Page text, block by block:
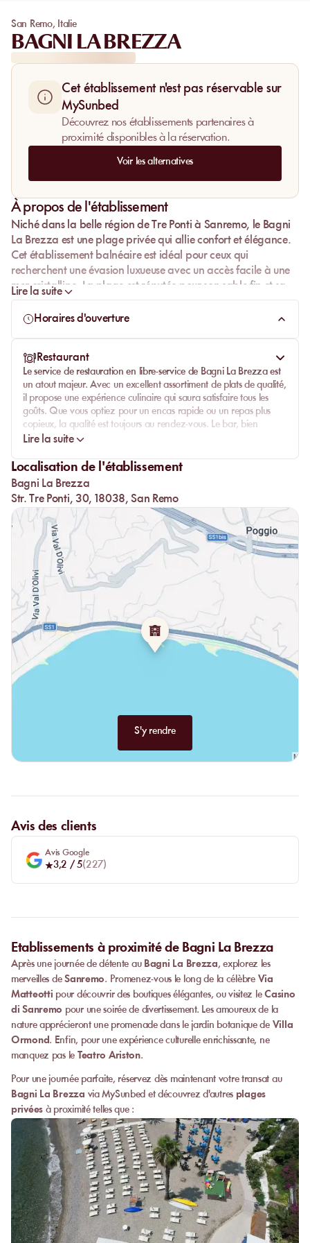
San Remo, Italie
BAGNI LA BREZZA
Cet établissement n'est pas réservable sur
MySunbed
Découvrez nos établissements partenaires à
proximité disponibles à la réservation.
Voir les alternatives
À propos de l'établissement
Niché dans la belle région deTre Ponti à Sanremo, le Bagni
La Brezza est une plage privée qui allie confort et élégance.
Cet établissement balnéaire est idéal pour ceux qui
recherchent uneévasion luxueuseavec un accès facile à une
mer cristalline . La plage est réputée pour son sable fin et sa
vue imprenablesur la mer, offrant une expérience inoubliable
à ses visiteurs.
Lire la suite
Horaires d'ouverture
Restaurant
Le service de restauration en libre-servicede Bagni La Brezzaest
un atout majeur. Avec un excellent assortiment de plats de qualité,
il propose une expérience culinaire qui saura satisfaire tous les
goûts. Que vous optiez pour un encas rapide ou un repas plus
copieux, la qualité est toujours au rendez-vous. Le bar, bien
achalandé, offre une variété de boissons rafraîchissantes pour
Le personnel du restaurant, toujours aimable et serviable,
contribue à faire de votre visite une expérience agréable et
mémorable. L'établissement est bien tenu, avec des installations
toujours propres et ordonnées, garantissant ainsi le confort et la
satisfaction de tous les visiteurs.
Lire la suite
Localisation de l'établissement
Bagni La Brezza
Str. Tre Ponti, 30, 18038, San Remo
S'y rendre
Avis des clients
Avis Google
3,2 / 5(227)
Etablissements à proximité de Bagni La Brezza
Après une journée de détente au Bagni La Brezza, explorez les
merveilles deSanremo. Promenez-vous le long de la célèbre Via
Matteotti pour découvrir des boutiques élégantes, ou visitez leCasino
di Sanremo pour une soirée de divertissement. Les amoureux de la
nature apprécieront une promenade dans le jardin botanique de Villa
Ormond. Enfin, pour une expérience culturelle enrichissante, ne
manquez pas le Teatro Ariston.
Pour une journée parfaite, réservez dès maintenant votre transat au
Bagni La Brezza via MySunbed et découvrez d'autres plages
privées à proximité telles que :